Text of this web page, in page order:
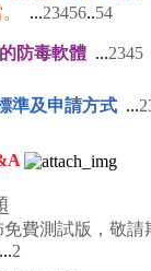
...23456..54
防毒軟體 ...2345
準及申請方式 ...2
費測試版，敬請
...2